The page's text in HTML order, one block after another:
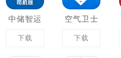
中储智运
下载
空气卫士
下载